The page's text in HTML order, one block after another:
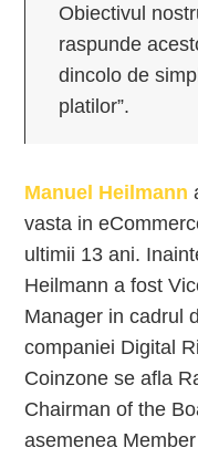
Obiectivul
raspunde
dincolo de
platilor”.
Manuel Heilmann
vasta in
ultimii 13 ani.
Heilmann a fost
Manager in cadrul
companiei Digital
Coinzone se afla
Chairman of the
asemenea